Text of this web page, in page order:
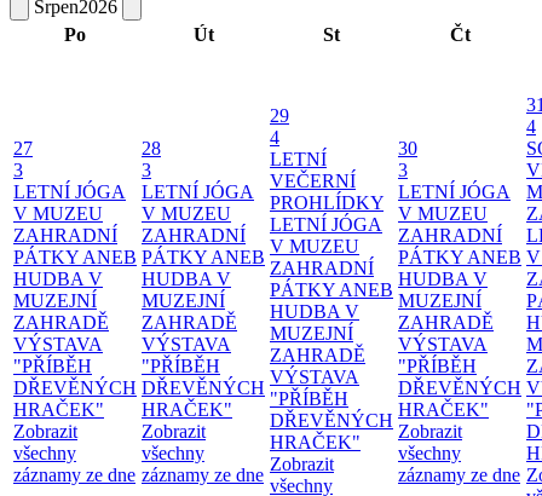
Srpen2026
Po
Út St Čt
27
3
LETNÍ JÓGA
V MUZEU
ZAHRADNÍ
PÁTKY ANEB
HUDBA V
MUZEJNÍ
ZAHRADĚ
VÝSTAVA
"PŘÍBĚH
DŘEVĚNÝCH
HRAČEK"
Zobrazit
všechny
záznamy ze dne
28
3
LETNÍ JÓGA
V MUZEU
ZAHRADNÍ
PÁTKY ANEB
HUDBA V
MUZEJNÍ
ZAHRADĚ
VÝSTAVA
"PŘÍBĚH
DŘEVĚNÝCH
HRAČEK"
Zobrazit
všechny
záznamy ze dne
29
4
LETNÍ
VEČERNÍ
PROHLÍDKY
LETNÍ JÓGA
V MUZEU
ZAHRADNÍ
PÁTKY ANEB
HUDBA V
MUZEJNÍ
ZAHRADĚ
VÝSTAVA
"PŘÍBĚH
DŘEVĚNÝCH
HRAČEK"
Zobrazit
všechny
30
3
LETNÍ JÓGA
V MUZEU
ZAHRADNÍ
PÁTKY ANEB
HUDBA V
MUZEJNÍ
ZAHRADĚ
VÝSTAVA
"PŘÍBĚH
DŘEVĚNÝCH
HRAČEK"
Zobrazit
všechny
záznamy ze dne
4